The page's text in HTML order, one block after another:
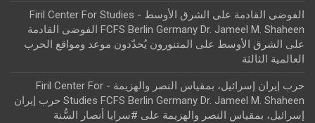
الفوضى القادمة على الشرق الأوسط - Firil Center For Studies
FCFS Berlin Germany Dr. Jameel M. Shaheen الفوضى القادمة
على الشرق الأوسط على
المتنورون يُحدّدون موعد ومواقع الحرب
العالمية الثالثة
حرب إيران إسرائيل، بمقياس النصر والهزيمة - Firil Center For
Studies FCFS Berlin Germany Dr. Jameel M. Shaheen حرب إيران
إسرائيل، بمقياس النصر والهزيمة على #سرايا أنصار السُّنة